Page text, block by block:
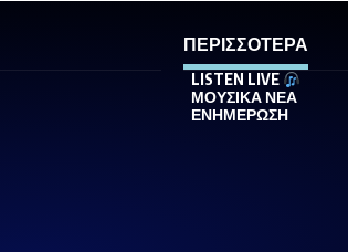
ΠΕΡΙΣΣΟΤΕΡΑ
LISTEN LIVE
ΜΟΥΣΙΚΑ ΝΕΑ
ΕΝΗΜΕΡΩΣΗ